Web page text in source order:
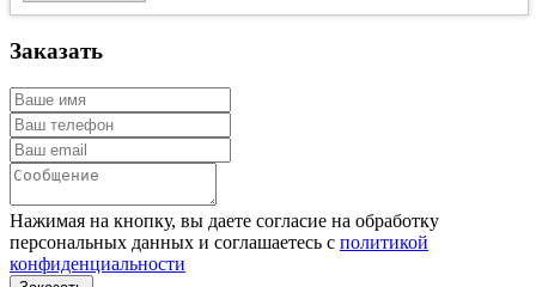
Заказать
Нажимая на кнопку, вы даете согласие на обработку
персональных данных и соглашаетесь с политикой
конфиденциальности